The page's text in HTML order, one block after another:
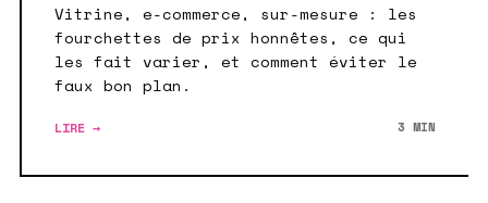
Vitrine, e-commerce, sur-mesure : les
fourchettes de prix honnêtes, ce qui
les fait varier, et comment éviter le
faux bon plan.
LIRE → 3 MIN